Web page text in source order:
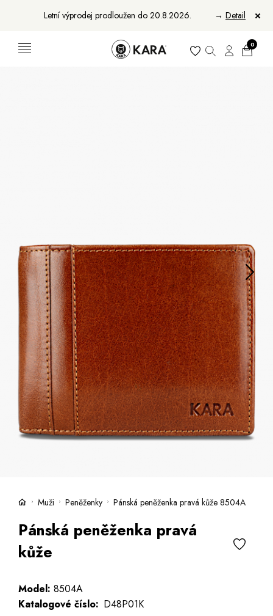
Letní výprodej prodloužen do 20.8.2026. → Detail
Manikúry
Kufry -21 % Prodejny Služby
Kara klub
Dárkové poukazy
Extra výhodné
Slevy
Bundy a kabáty -50 %
Česky Slovensky
0
Muži Peněženky Pánská peněženka pravá kůže 8504A
Pánská peněženka pravá
kůže
Model: 8504A
Katalogové číslo: D48P01K